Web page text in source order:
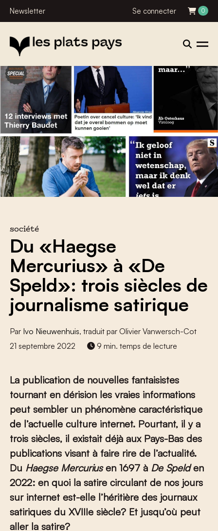
Newsletter Se connecter 0
société
Du «Haegse
Mercurius» à «De
Speld»: trois siècles de
journalisme satirique
Par Ivo Nieuwenhuis, traduit par Olivier Vanwersch-Cot
21 septembre 2022
9 min. temps de lecture
La publication de nouvelles fantaisistes
tournant en dérision les vraies informations
peut sembler un phénomène caractéristique
de l’actuelle culture internet. Pourtant, il y a
trois siècles, il existait déjà aux Pays-Bas des
publications visant à faire rire de l’actualité.
Du Haegse Mercuriusen 1697 à De Spelden
2022: en quoi la satire circulant de nos jours
sur internet est-elle l’héritière des journaux
satiriques du XVIIIe siècle? Et jusqu’où peut
aller la satire?